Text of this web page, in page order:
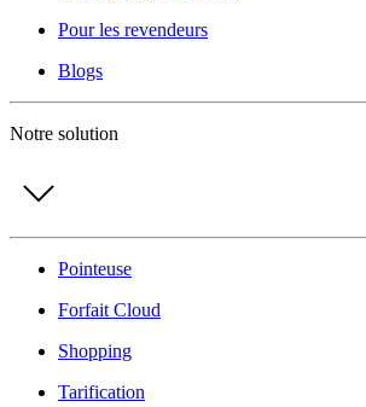
Pour les revendeurs
Blogs
Notre solution
Pointeuse
Forfait Cloud
Shopping
Tarification